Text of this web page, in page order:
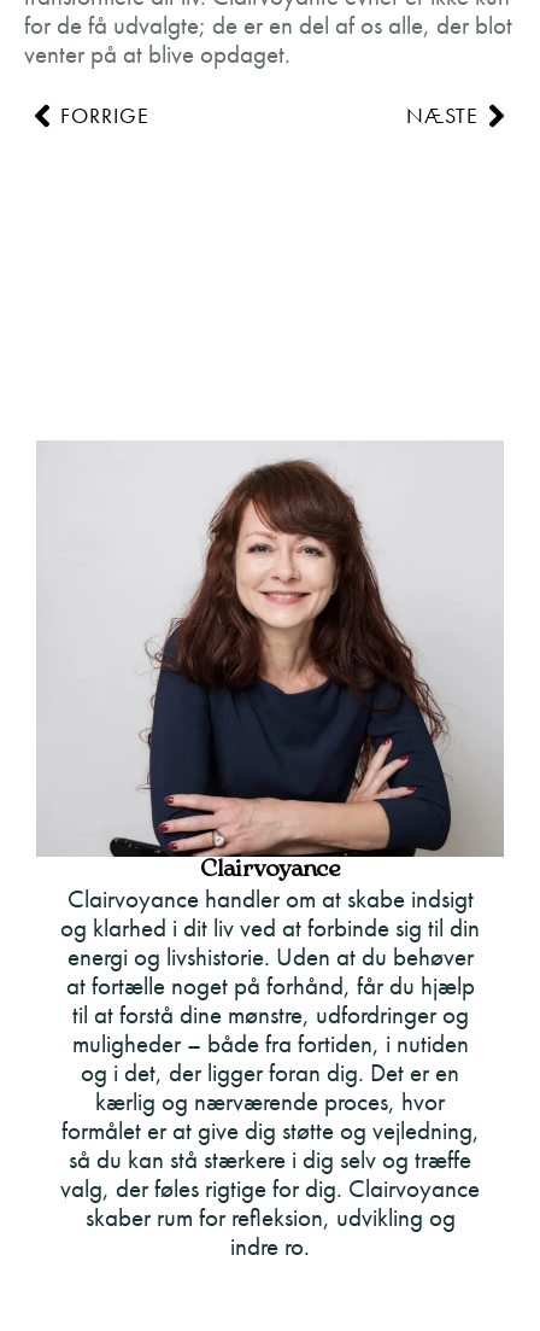
for de få udvalgte; de er en del af os alle, der blot
venter på at blive opdaget.
FORRIGE NÆSTE
Clairvoyance
Clairvoyance handler om at skabe indsigt
og klarhed i dit liv ved at forbinde sig til din
energi og livshistorie. Uden at du behøver
at fortælle noget på forhånd, får du hjælp
til at forstå dine mønstre, udfordringer og
muligheder – både fra fortiden, i nutiden
og i det, der ligger foran dig. Det er en
kærlig og nærværende proces, hvor
formålet er at give dig støtte og vejledning,
så du kan stå stærkere i dig selv og træffe
valg, der føles rigtige for dig. Clairvoyance
skaber rum for refleksion, udvikling og
indre ro.